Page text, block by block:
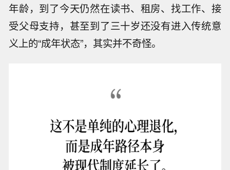
年龄，到了今天仍然在读书、租房、找工作、接
受父母支持，甚至到了三十岁还没有进入传统意
义上的“成年状态”，其实并不奇怪。